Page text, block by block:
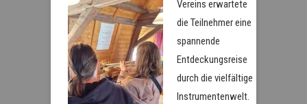
Vereins erwartete
die Teilnehmer eine
spannende
Entdeckungsreise
durch die vielfältige
Instrumentenwelt.